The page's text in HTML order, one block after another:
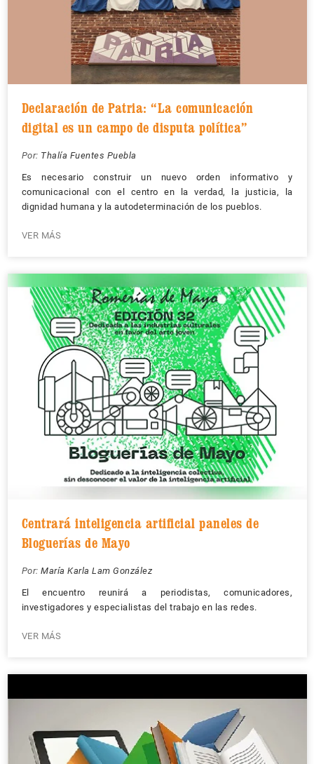
Declaración de Patria: “La comunicación
digital es un campo de disputa política”
Por: Thalía Fuentes Puebla
Es necesario construir un nuevo orden informativo y
comunicacional con el centro en la verdad, la justicia, la
dignidad humana y la autodeterminación de los pueblos.
VER MÁS
Centrará inteligencia artificial paneles de
Bloguerías de Mayo
Por: María Karla Lam González
El encuentro reunirá a periodistas, comunicadores,
investigadores y especialistas del trabajo en las redes.
VER MÁS